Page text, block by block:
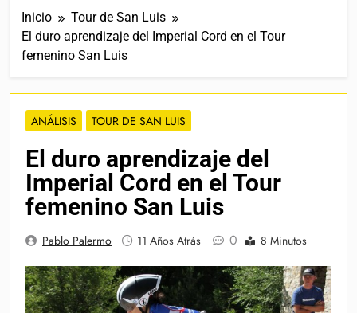
Inicio
Tour de San Luis
El duro aprendizaje del Imperial Cord en el Tour
femenino San Luis
ANÁLISIS TOUR DE SAN LUIS
El duro aprendizaje del
Imperial Cord en el Tour
femenino San Luis
Pablo Palermo 11 Años Atrás 0 8 Minutos